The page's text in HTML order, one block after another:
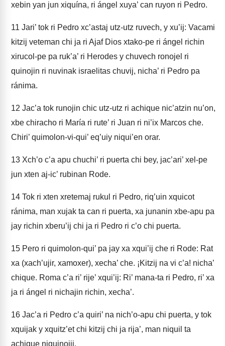
xebin yan jun xiquína, ri ángel xuya’ can ruyon ri Pedro.
11 Jari’ tok ri Pedro xc’astaj utz-utz ruvech, y xu’ij: Vacami
kitzij veteman chi ja ri Ajaf Dios xtako-pe ri ángel richin
xirucol-pe pa ruk’a’ ri Herodes y chuvech ronojel ri
quinojin ri nuvinak israelitas chuvij, nicha’ ri Pedro pa
ránima.
12 Jac’a tok runojin chic utz-utz ri achique nic’atzin nu’on,
xbe chiracho ri María ri rute’ ri Juan ri ni’ix Marcos che.
Chiri’ quimolon-vi-qui’ eq’uiy niqui’en orar.
13 Xch’o c’a apu chuchi’ ri puerta chi bey, jac’ari’ xel-pe
jun xten aj-ic’ rubinan Rode.
14 Tok ri xten xretemaj rukul ri Pedro, riq’uin xquicot
ránima, man xujak ta can ri puerta, xa junanin xbe-apu pa
jay richin xberu’ij chi ja ri Pedro ri c’o chi puerta.
15 Pero ri quimolon-qui’ pa jay xa xqui’ij che ri Rode: Rat
xa (xach’ujir, xamoxer), xecha’ che. ¡Kitzij na vi c’a! nicha’
chique. Roma c’a ri’ rije’ xqui’ij: Ri’ mana-ta ri Pedro, ri’ xa
ja ri ángel ri nichajin richin, xecha’.
16 Jac’a ri Pedro c’a quiri’ na nich’o-apu chi puerta, y tok
xquijak y xquitz’et chi kitzij chi ja rija’, man niquil ta
achique niquinojij.